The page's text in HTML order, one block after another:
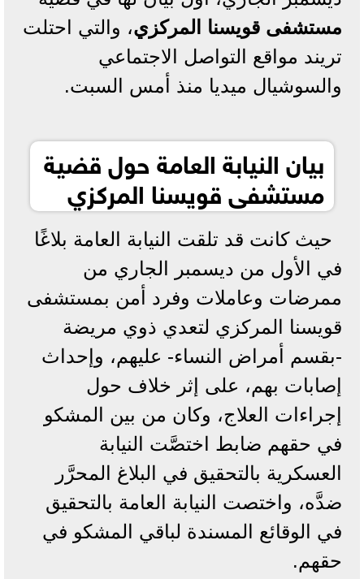
مستشفى قويسنا المركزي، والتي احتلت
تريند مواقع التواصل الاجتماعي
والسوشيال ميديا منذ أمس السبت.
بيان النيابة العامة حول قضية
مستشفى قويسنا المركزي
حيث كانت قد تلقت النيابة العامة بلاغًا
في الأول من ديسمبر الجاري من
ممرضات وعاملات وفرد أمن بمستشفى
قويسنا المركزي لتعدي ذوي مريضة
-بقسم أمراض النساء- عليهم، وإحداث
إصابات بهم، على إثر خلاف حول
إجراءات العلاج، وكان من بين المشكو
في حقهم ضابط اختصَّت النيابة
العسكرية بالتحقيق في البلاغ المحرَّر
ضدَّه، واختصت النيابة العامة بالتحقيق
في الوقائع المسندة لباقي المشكو في
حقهم.